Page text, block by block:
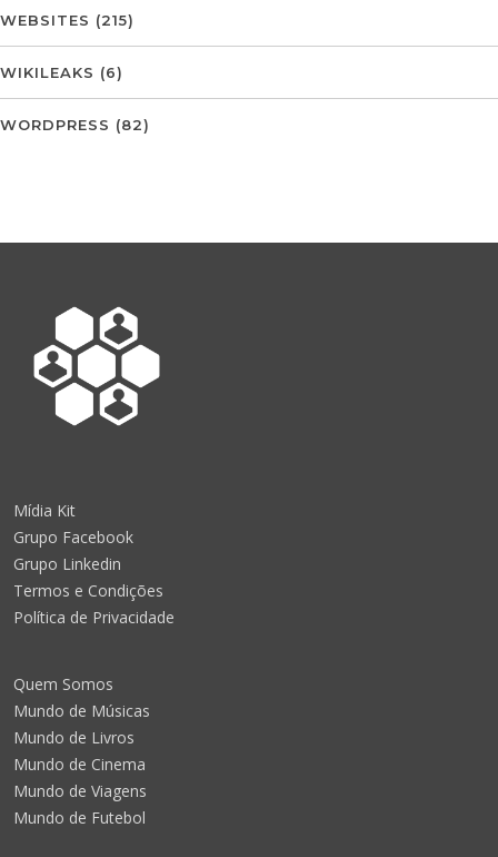
WEBSITES (215)
WIKILEAKS (6)
WORDPRESS (82)
Mídia Kit
Grupo Facebook
Grupo Linkedin
Termos e Condições
Política de Privacidade
Quem Somos
Mundo de Músicas
Mundo de Livros
Mundo de Cinema
Mundo de Viagens
Mundo de Futebol